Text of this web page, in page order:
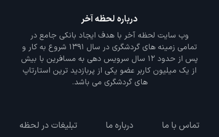
درباره لحظه آخر
وب سایت لحظه آخر با هدف ایجاد بانکی جامع در
تمامی زمینه های گردشگری در سال 1391 شروع به کار و
پس از حدود 12 سال سرویس دهی به مسافرین با بیش
از یک میلیون کاربر عضو یکی از پربازدید ترین استارتاپ
های گردشگری می باشد.
تماس با ما درباره ما تبلیغات در لحظه